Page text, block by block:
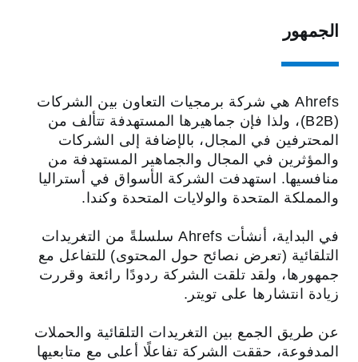
الجمهور
Ahrefs هي شركة برمجيات التعاون بين الشركات
(B2B)، ولذا فإن جماهيرها المستهدفة تتألف من
المحترفين في المجال، بالإضافة إلى الشركات
والمؤثرين في المجال والجماهير المستهدفة من
منافسيها. استهدفت الشركة الأسواق في أستراليا
والمملكة المتحدة والولايات المتحدة وكندا.
في البداية، أنشأت Ahrefs سلسلةً من التغريدات
التلقائية (تعرض نصائح حول المحتوى) للتفاعل مع
جمهورها، ولقد تلقت الشركة ردودًا رائعة وقررت
زيادة انتشارها على تويتر.
عن طريق الجمع بين التغريدات التلقائية والحملات
المدفوعة، حققت الشركة تفاعلًا أعلى مع متابعيها